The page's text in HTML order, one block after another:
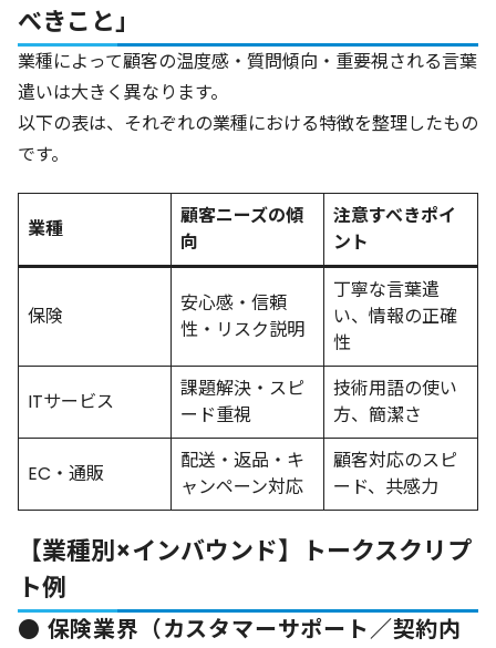
べきこと」
業種によって顧客の温度感・質問傾向・重要視される言葉
遣いは大きく異なります。
以下の表は、それぞれの業種における特徴を整理したもの
です。
業種
顧客ニーズの傾
向
注意すべきポイ
ント
保険
安心感・信頼
性・リスク説明
丁寧な言葉遣
い、情報の正確
性
ITサービス
課題解決・スピ
ード重視
技術用語の使い
方、簡潔さ
EC・通販
配送・返品・キ
ャンペーン対応
顧客対応のスピ
ード、共感力
【業種別×インバウンド】トークスクリプ
ト例
● 保険業界（カスタマーサポート／契約内